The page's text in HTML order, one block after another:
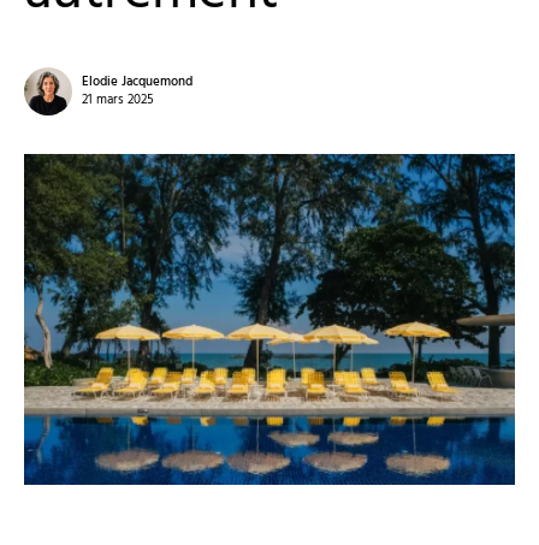
Elodie Jacquemond
21 mars 2025